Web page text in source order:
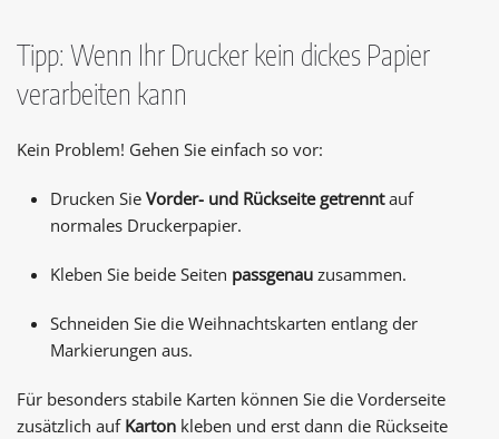
Tipp: Wenn Ihr Drucker kein dickes Papier
verarbeiten kann
Kein Problem! Gehen Sie einfach so vor:
Drucken Sie Vorder- und Rückseite getrenntauf
normales Druckerpapier.
Kleben Sie beide Seiten passgenau zusammen.
Schneiden Sie die Weihnachtskarten entlang der
Markierungen aus.
Für besonders stabile Karten können Sie die Vorderseite
zusätzlich auf Karton kleben und erst dann die Rückseite